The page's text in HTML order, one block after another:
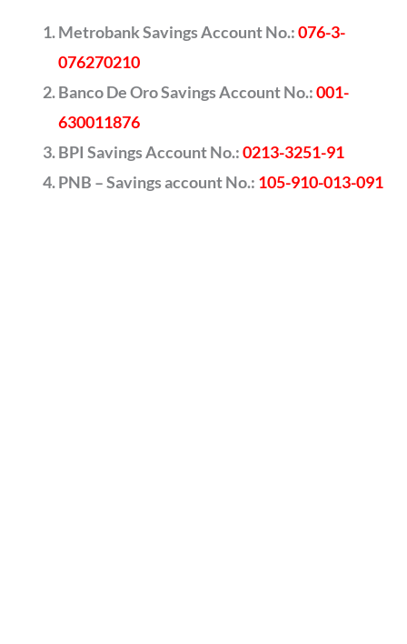
Metrobank Savings Account No.:076-3-
076270210
Banco De Oro Savings Account No.:001-
630011876
BPI Savings Account No.:0213-3251-91
PNB – Savings account No.: 105-910-013-091